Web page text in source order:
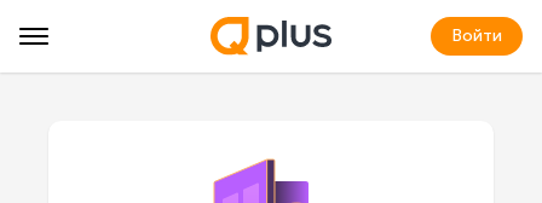
Войти